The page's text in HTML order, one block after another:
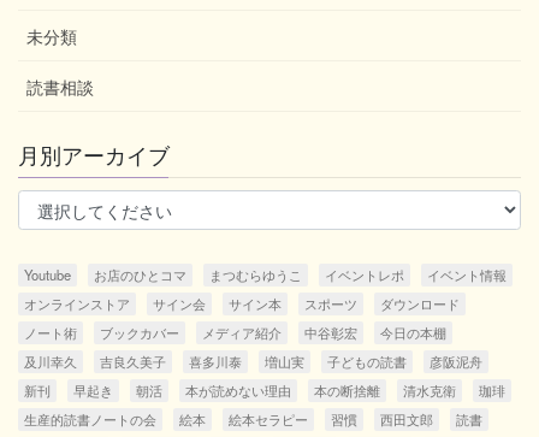
未分類
読書相談
月別アーカイブ
Youtube お店のひとコマ まつむらゆうこ イベントレポ
イベント情報
オンラインストア
サイン会 サイン本 スポーツ
ダウンロード
ノート術
ブックカバー メディア紹介 中谷彰宏
今日の本棚
及川幸久
吉良久美子 喜多川泰 増山実 子どもの読書
彦阪泥舟
新刊
早起き 朝活 本が読めない理由 本の断捨離 清水克衛
珈琲
生産的読書ノートの会
絵本 絵本セラピー 習慣 西田文郎
読書